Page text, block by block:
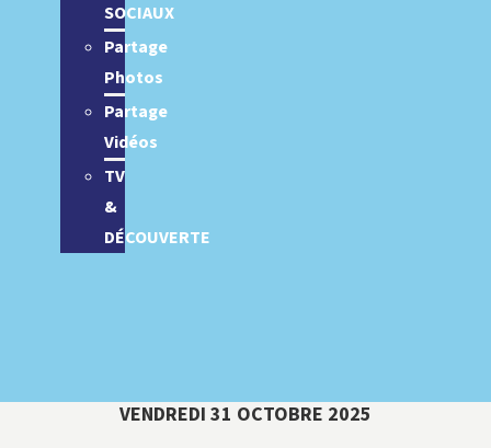
SOCIAUX
Partage
Photos
Partage
Vidéos
TV
&
DÉCOUVERTE
VENDREDI 31 OCTOBRE 2025